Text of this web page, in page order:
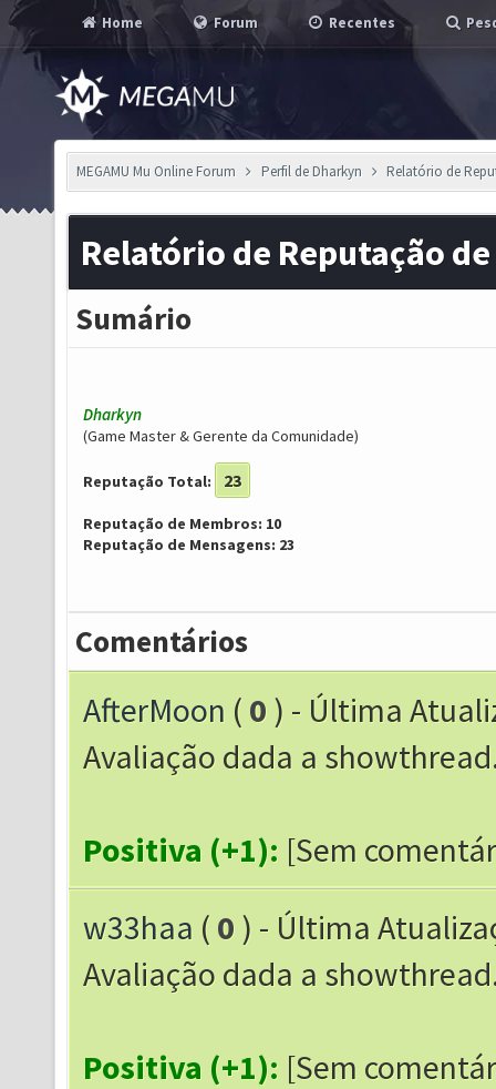
Home Forum Recentes
MEGAMU Mu Online Forum Perfil de Dharkyn Relatório de
Relatório de Reputação
Sumário
Dharkyn
(Game Master & Gerente da Comunidade)
Reputação Total: 23
Reputação de Membros: 10
Reputação de Mensagens: 23
Comentários
AfterMoon ( 0 ) - Última
Avaliação dada a
Positiva (+1): [Sem
w33haa ( 0 ) - Última
Avaliação dada a
Positiva (+1): [Sem